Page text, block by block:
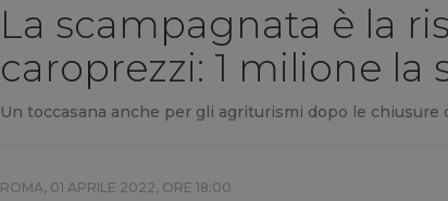
La scampagnata è la
caroprezzi: 1 milione la
Un toccasana anche per gli agriturismi dopo le
ROMA, 01 APRILE 2022, ORE 18:00